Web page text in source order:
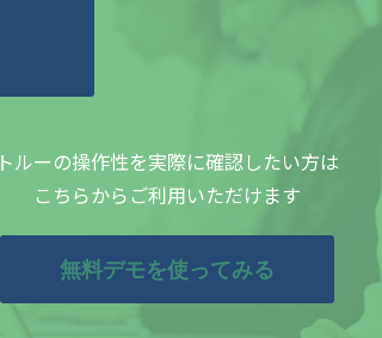
トルーの操作性を実際に確認したい方は
こちらからご利用いただけます
無料デモを使ってみる